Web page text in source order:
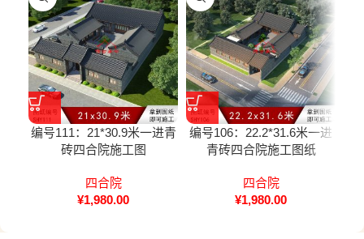
编号111：21*30.9米一进青
砖四合院施工图
四合院
¥1,980.00
编号106：22.2*31.6米一进
青砖四合院施工图纸
四合院
¥1,980.00